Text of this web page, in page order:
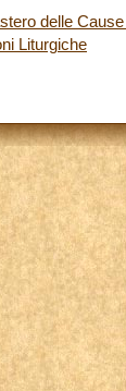
delle
Liturgiche